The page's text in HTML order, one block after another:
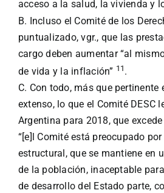
acceso a la salud, la vivienda y
B. Incluso el Comité de los
puntualizado, vgr., que las
cargo deben aumentar “al
de vida y la inflación” 11 .
C. Con todo, más que pertinente
extenso, lo que el Comité DESC
Argentina para 2018, que
“[e]l Comité está preocupado
estructural, que se mantiene en
de la población, inaceptable
de desarrollo del Estado parte,